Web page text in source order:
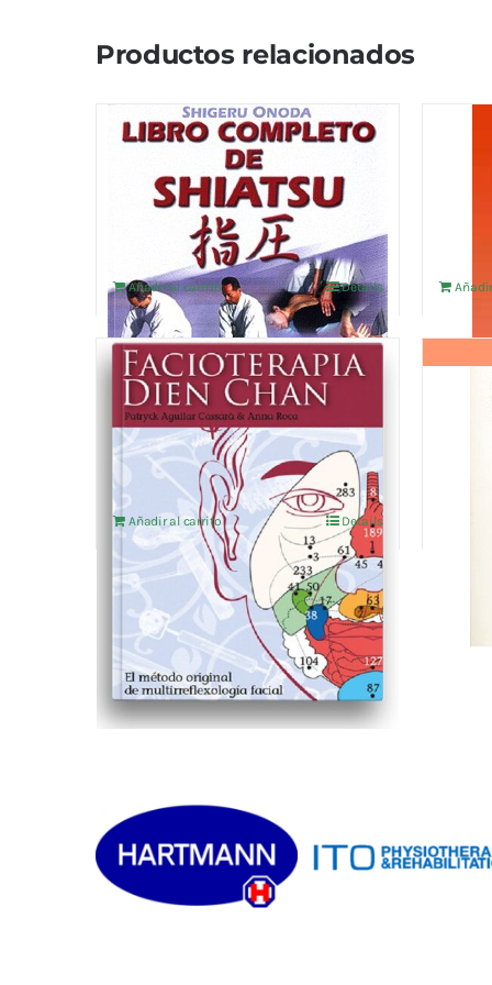
Productos relacionados
LIBRO COMPLETO DE
€ IVA no incluído
Añadir al carrito Details
Facioterapia Dien Chan (Libro
en español)
16,34€ IVA no incluído
Añadir al carrito Details